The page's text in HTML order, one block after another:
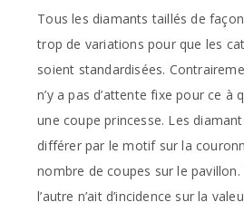
Tous les diamants taillés de
trop de variations pour que les
soient standardisées.
n’y a pas d’attente fixe pour ce à
une coupe princesse. Les
différer par le motif sur la
nombre de coupes sur le pavillon.
l’autre n’ait d’incidence sur la